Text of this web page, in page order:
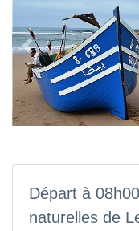
Previous
Départ à
naturelles de